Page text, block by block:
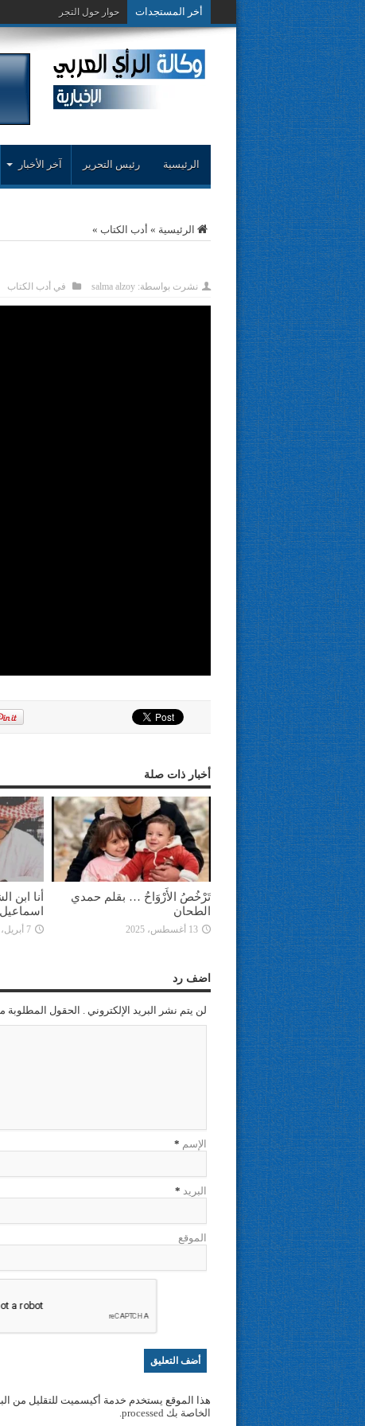
أخر المستجدات حوار حول التجربة
الرئيسية رئيس التحرير آخر الأخبار
الرئيسية » أدب الكتاب »
نشرت بواسطة:salma alzoy في أدب الكتاب
أخبار ذات صلة
تَرْخُصُ الأَرْوَاحُ … بقلم حمدي
الطحان
13 أغسطس، 2025
أنا ابن
7 أبريل، 2025
اضف رد
لن يتم نشر البريد الإلكتروني . الحقول المطلوبة
الإسم *
البريد *
الموقع
هذا الموقع يستخدم خدمة أكيسميت للتقليل من
الخاصة بك processed
.